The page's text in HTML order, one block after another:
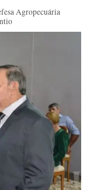
Agropecuária